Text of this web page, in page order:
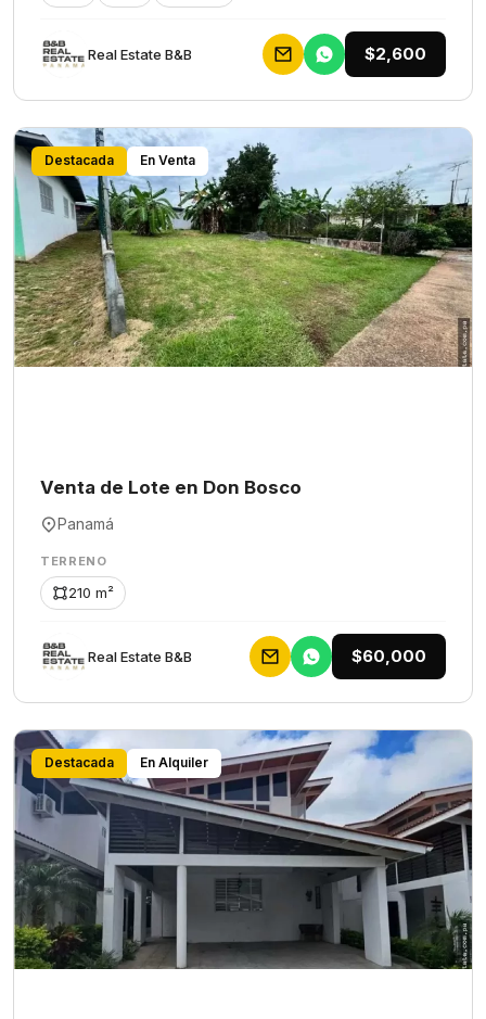
Rеаl Еstаtе В&В $2,600
Destacada En Venta
Venta de Lote en Don Bosco
Panamá
TERRENO
210 m²
Rеаl Еstаtе В&В $60,000
Destacada En Alquiler